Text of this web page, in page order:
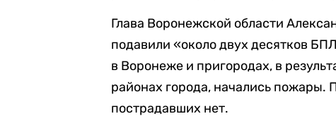
Глава Воронежской области
подавили «около двух десятков
в Воронеже и пригородах, в
районах города, начались
пострадавших нет.